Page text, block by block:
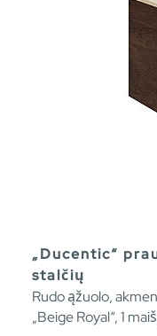
„Ducentic“
stalčių
Rudo ąžuolo,
„Beige Royal“, 1